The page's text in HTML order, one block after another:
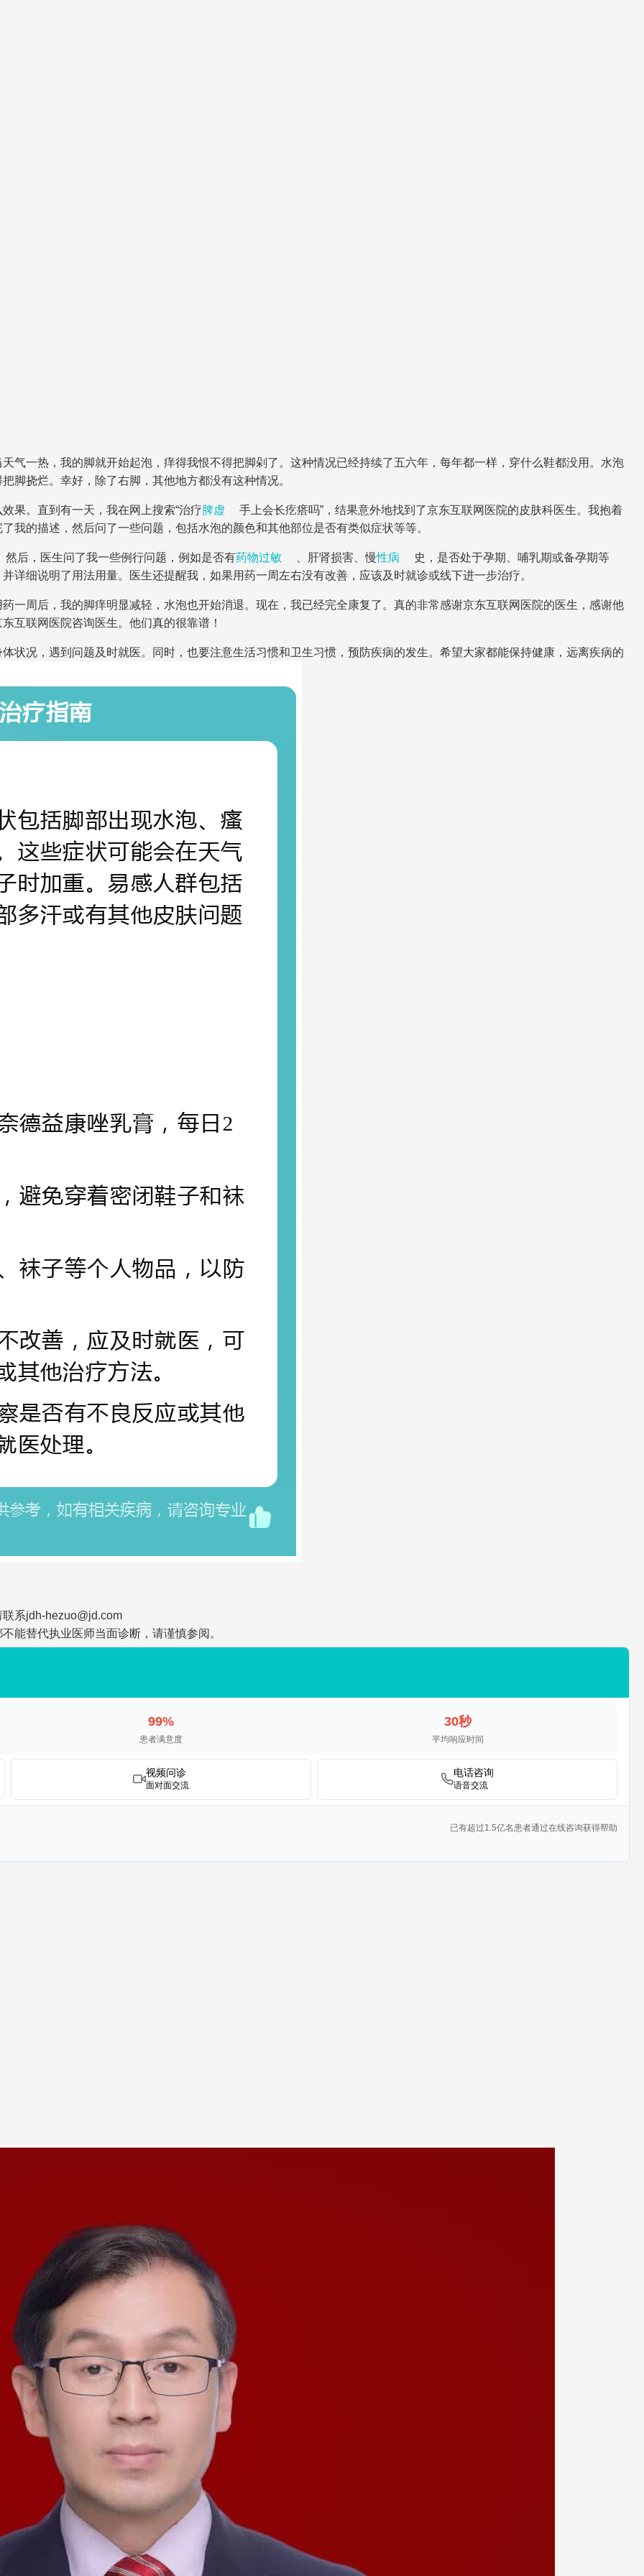
气一热，我的脚就开始起泡，痒得我恨不得把脚剁了。这种情况已经持续了五六年，每年都一样，穿什么鞋都没用。水泡
脚挠烂。幸好，除了右脚，其他地方都没有这种情况。
果。直到有一天，我在网上搜索“治疗脾虚
手上会长疙瘩吗”，结果意外地找到了京东互联网医院的皮肤科医生。我抱着
我的描述，然后问了一些问题，包括水泡的颜色和其他部位是否有类似症状等等。
然后，医生问了我一些例行问题，例如是否有药物过敏 、肝肾损害、慢性病
史，是否处于孕期、哺乳期或备孕期等
详细说明了用法用量。医生还提醒我，如果用药一周左右没有改善，应该及时就诊或线下进一步治疗。
一周后，我的脚痒明显减轻，水泡也开始消退。现在，我已经完全康复了。真的非常感谢京东互联网医院的医生，感谢他
互联网医院咨询医生。他们真的很靠谱！
状况，遇到问题及时就医。同时，也要注意生活习惯和卫生习惯，预防疾病的发生。希望大家都能保持健康，远离疾病的
系jdh-hezuo@jd.com
能替代执业医师当面诊断，请谨慎参阅。
99%
患者满意度
30秒
平均响应时间
视频问诊
面对面交流
电话咨询
语音交流
已有超过1.5亿名患者通过在线咨询获得帮助